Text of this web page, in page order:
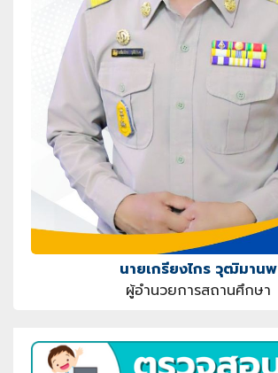
นายเกรียงไกร วุฒิมานพ
ผู้อำนวยการสถานศึกษา